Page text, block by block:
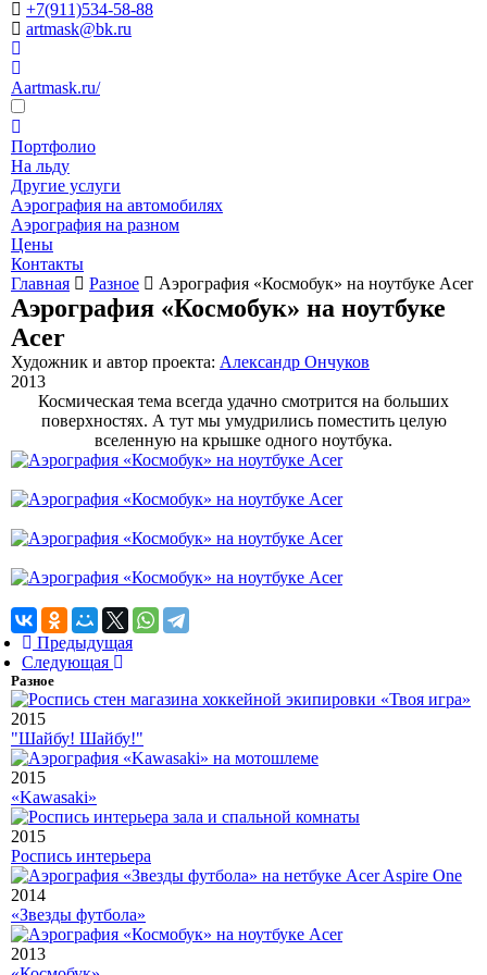
+7(911)534-58-88
artmask@bk.ru
Aartmask.ru/
Портфолио
На льду
Другие услуги
Аэрография на автомобилях
Аэрография на разном
Цены
Контакты
Главная
Разное Аэрография «Космобук» на ноутбуке Acer
Аэрография «Космобук» на ноутбуке
Acer
Художник и автор проекта: Александр Ончуков
2013
Космическая тема всегда удачно смотрится на больших
поверхностях. А тут мы умудрились поместить целую
вселенную на крышке одного ноутбука.
Предыдущая
Следующая
Разное
2015
"Шайбу! Шайбу!"
2015
«Kawasaki»
2015
Роспись интерьера
2014
«Звезды футбола»
2013